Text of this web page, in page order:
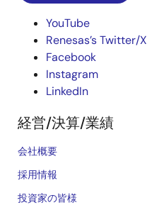
YouTube
Renesas’s Twitter/X
Facebook
Instagram
LinkedIn
経営/決算/業績
会社概要
採用情報
投資家の皆様